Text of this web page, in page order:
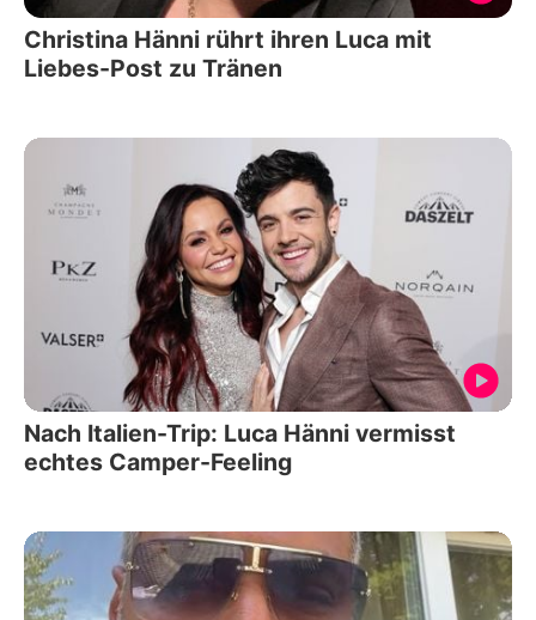
Christina Hänni rührt ihren Luca mit
Liebes-Post zu Tränen
Nach Italien-Trip: Luca Hänni vermisst
echtes Camper-Feeling